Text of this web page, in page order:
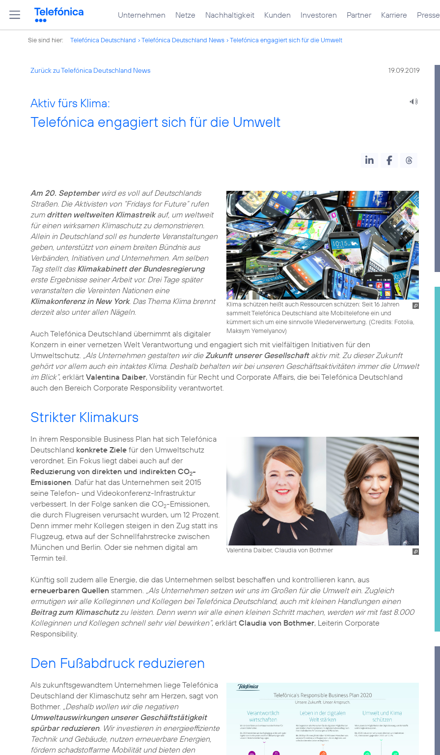
Unternehmen Netze Nachhaltigkeit Kunden Investoren Partner Karriere Presse
Sie sind hier: Telefónica Deutschland Telefónica Deutschland News Telefónica engagiert sich für die Umwelt
Zurück zu Telefónica Deutschland News 19.09.2019
Aktiv fürs Klima:
Telefónica engagiert sich für die Umwelt
Klima schützen heißt auch Ressourcen schützen: Seit 16 Jahren
sammelt Telefónica Deutschland alte Mobiltelefone ein und
kümmert sich um eine sinnvolle Wiederverwertung. (Credits: Fotolia,
Maksym Yemelyanov)
Am 20. Septemberwird es voll auf Deutschlands
Straßen. Die Aktivisten von “Fridays for Future” rufen
zum dritten weltweiten Klimastreikauf, um weltweit
für einen wirksamen Klimaschutz zu demonstrieren.
Allein in Deutschland soll es hunderte Veranstaltungen
geben, unterstützt von einem breiten Bündnis aus
Verbänden, Initiativen und Unternehmen. Am selben
Tag stellt das Klimakabinett der Bundesregierung
erste Ergebnisse seiner Arbeit vor. Drei Tage später
veranstalten die Vereinten Nationen eine
Klimakonferenz in New York. Das Thema Klima brennt
derzeit also unter allen Nägeln.
Auch Telefónica Deutschland übernimmt als digitaler
Konzern in einer vernetzen Welt Verantwortung und engagiert sich mit vielfältigen Initiativen für den
Umweltschutz. „Als Unternehmen gestalten wir dieZukunft unserer Gesellschaftaktiv mit. Zu dieser Zukunft
gehört vor allem auch ein intaktes Klima. Deshalb behalten wir bei unseren Geschäftsaktivitäten immer die Umwelt
im Blick“, erklärt Valentina Daiber, Vorständin für Recht und Corporate Affairs, die bei Telefónica Deutschland
auch den Bereich Corporate Responsibility verantwortet.
Strikter Klimakurs
Valentina Daiber, Claudia von Bothmer
In ihrem Responsible Business Plan hat sich Telefónica
Deutschland konkrete Ziele für den Umweltschutz
verordnet. Ein Fokus liegt dabei auch auf der
Reduzierung von direkten und indirekten CO2-
Emissionen. Dafür hat das Unternehmen seit 2015
seine Telefon- und Videokonferenz-Infrastruktur
verbessert. In der Folge sanken die CO2-Emissionen,
die durch Flugreisen verursacht wurden, um 12 Prozent.
Denn immer mehr Kollegen steigen in den Zug statt ins
Flugzeug, etwa auf der Schnellfahrstrecke zwischen
München und Berlin. Oder sie nehmen digital am
Termin teil.
Künftig soll zudem alle Energie, die das Unternehmen selbst beschaffen und kontrollieren kann, aus
erneuerbaren Quellen stammen. „Als Unternehmen setzen wir uns im Großen für die Umwelt ein. Zugleich
ermutigen wir alle Kolleginnen und Kollegen bei Telefónica Deutschland, auch mit kleinen Handlungen einen
Beitrag zum Klimaschutzzu leisten. Denn wenn wir alle einen kleinen Schritt machen, werden wir mit fast 8.000
Kolleginnen und Kollegen schnell sehr viel bewirken“, erklärt Claudia von Bothmer, Leiterin Corporate
Responsibility.
Den Fußabdruck reduzieren
Als zukunftsgewandtem Unternehmen liege Telefónica
Deutschland der Klimaschutz sehr am Herzen, sagt von
Bothmer. „Deshalb wollen wir die negativen
Umweltauswirkungen unserer Geschäftstätigkeit
spürbar reduzieren. Wir investieren in energieeffiziente
Technik und Gebäude, nutzen erneuerbare Energien,
fördern schadstoffarme Mobilität und bieten den